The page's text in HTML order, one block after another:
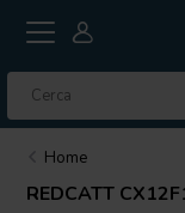
Home
REDCATT